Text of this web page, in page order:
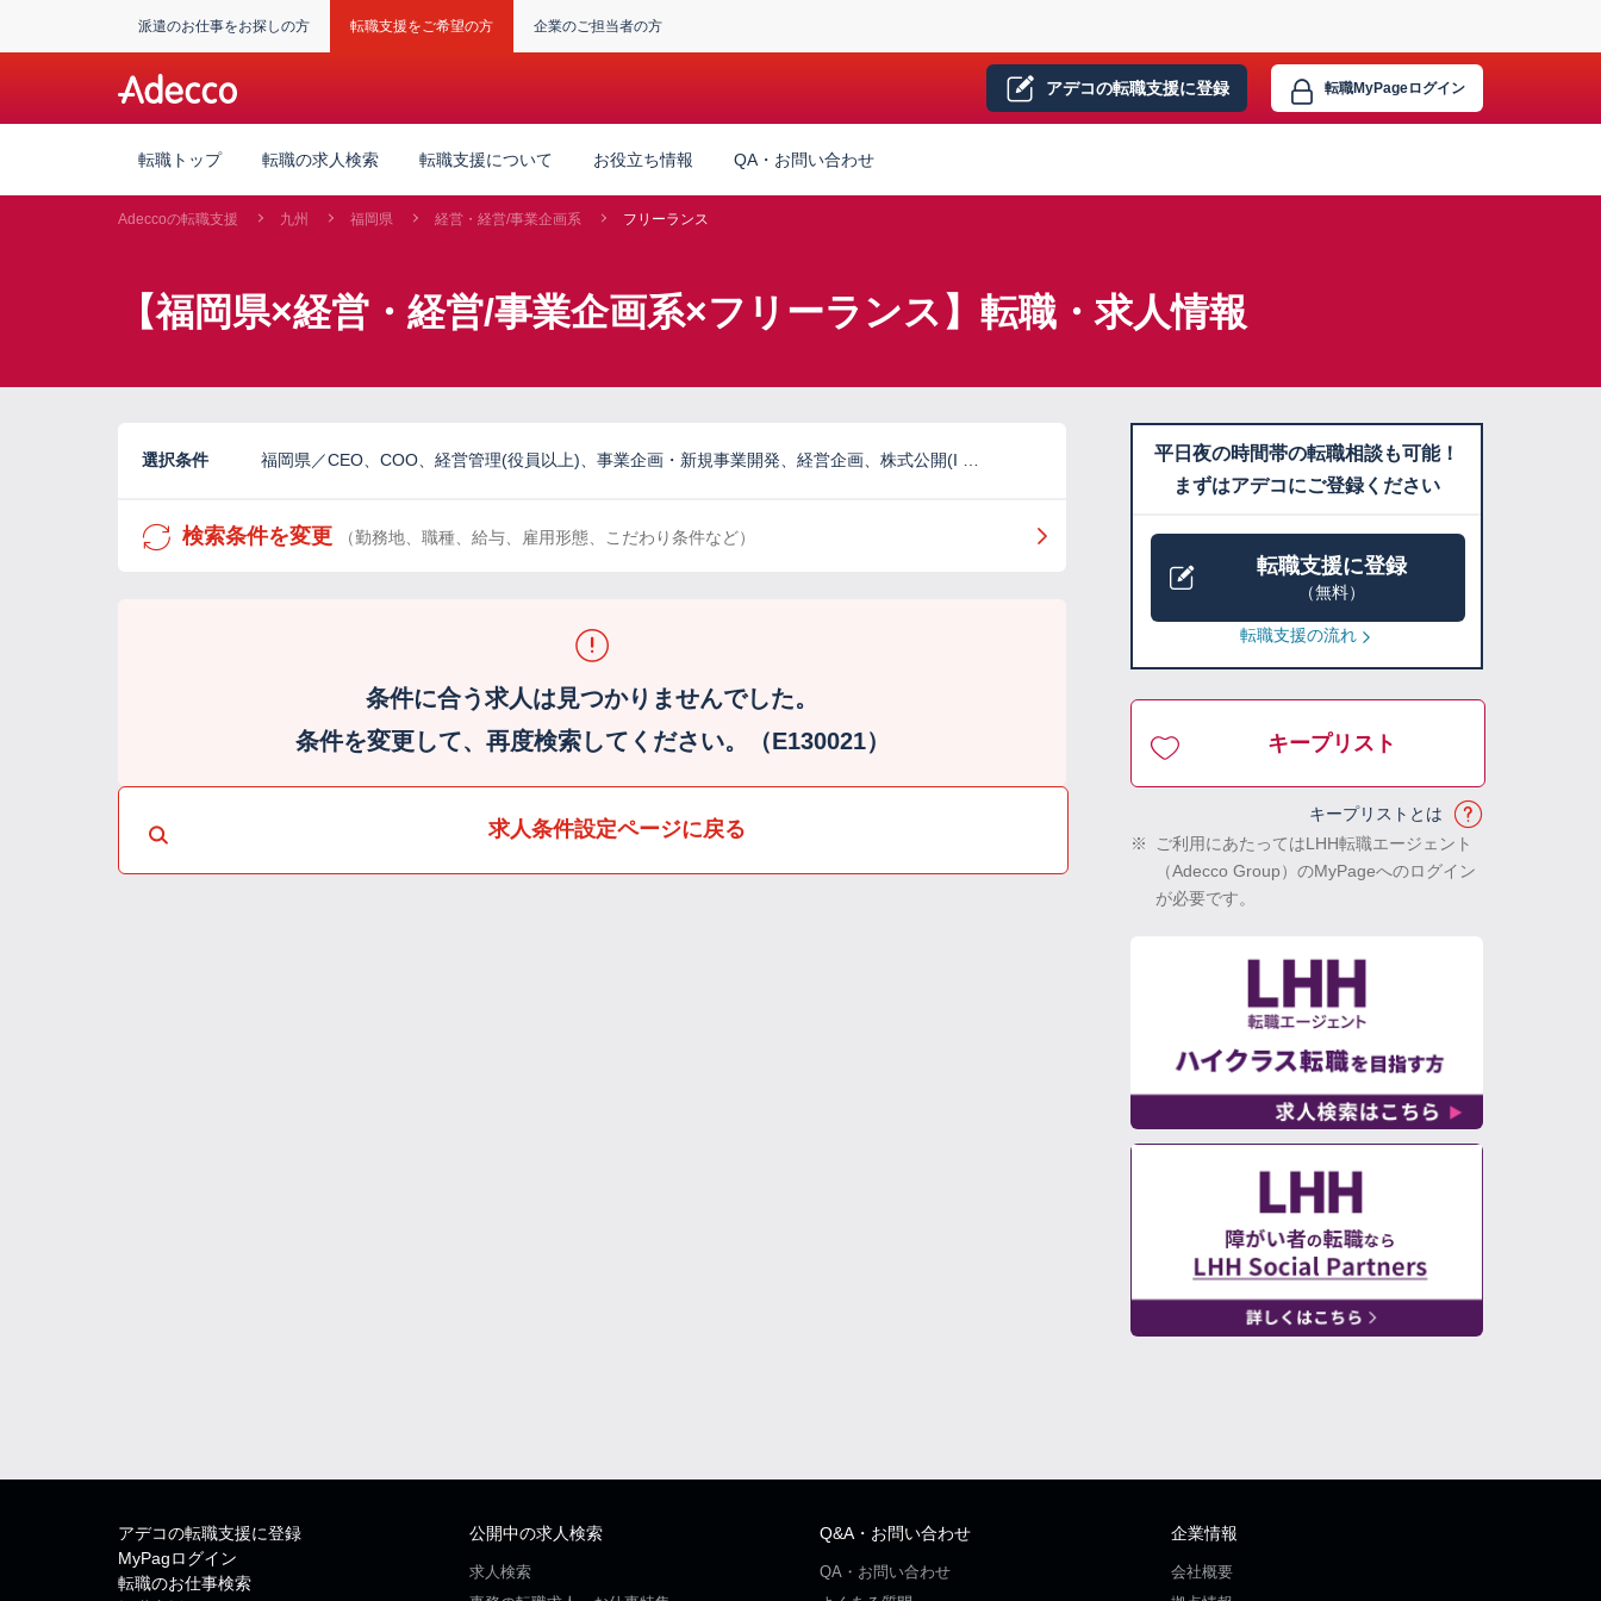
派遣のお仕事をお探しの方 転職支援をご希望の方 企業のご担当者の方
アデコの転職支援に登録 転職MyPageログイン
転職トップ 転職の求人検索 転職支援について お役立ち情報 QA・お問い合わせ
Adeccoの転職支援 九州 福岡県 経営・経営/事業企画系 フリーランス
【福岡県×経営・経営/事業企画系×フリーランス】転職・求人情報
選択条件 福岡県／CEO、COO、経営管理(役員以上)、事業企画・新規事業開発、経営企画、株式公開(I …
検索条件を変更 （勤務地、職種、給与、雇用形態、こだわり条件など）
条件に合う求人は見つかりませんでした。
条件を変更して、再度検索してください。（E130021）
求人条件設定ページに戻る
平日夜の時間帯の転職相談も可能！
まずはアデコにご登録ください
転職支援に登録
（無料）
転職支援の流れ
キープリスト
キープリストとは
※
ご利用にあたってはLHH転職エージェント
（Adecco Group）のMyPageへのログイン
が必要です。
アデコの転職支援に登録
MyPagログイン
転職のお仕事検索
公開中の求人検索
求人検索
Q&A・お問い合わせ
QA・お問い合わせ
企業情報
会社概要